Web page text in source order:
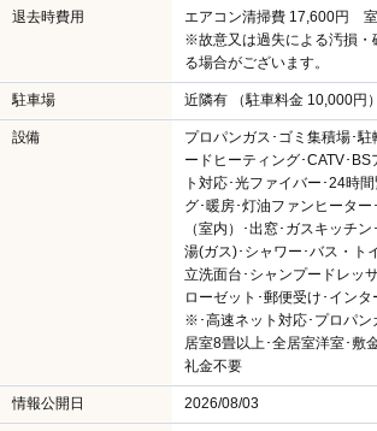
退去時費用
エアコン清掃費 17,600円
※故意又は過失による汚損・
る場合がございます。
駐車場 近隣有 （駐車料金 10,000円）
設備
プロパンガス･ゴミ集積場･駐
ードヒーティング･CATV･BS
ト対応･光ファイバー･24時
グ･暖房･灯油ファンヒータ
（室内）･出窓･ガスキッチ
湯(ガス)･シャワー･バス・ト
立洗面台･シャンプードレッ
ローゼット･郵便受け･インタ
※･高速ネット対応･プロパン
居室8畳以上･全居室洋室･敷
礼金不要
情報公開日 2026/08/03